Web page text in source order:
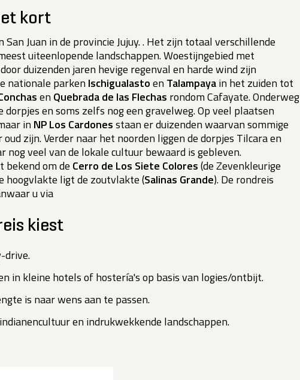
kort
San Juan in de provincie Jujuy. . Het zijn totaal verschillende
uiteenlopende landschappen. Woestijngebied met
duizenden jaren hevige regenval en harde wind zijn
nationale parken Ischigualastoen Talampayain het zuiden tot
en Quebrada de las Flechas rondom Cafayate. Onderweg
dorpjes en soms zelfs nog een gravelweg. Op veel plaatsen
in NP Los Cardonesstaan er duizenden waarvan sommige
zijn. Verder naar het noorden liggen de dorpjes Tilcara en
nog veel van de lokale cultuur bewaard is gebleven.
bekend om de Cerro de Los Siete Colores(de Zevenkleurige
hoogvlakte ligt de zoutvlakte (Salinas Grande). De rondreis
u via
kiest
drive.
in kleine hotels of hostería's op basis van logies/ontbijt.
is naar wens aan te passen.
en indrukwekkende landschappen.